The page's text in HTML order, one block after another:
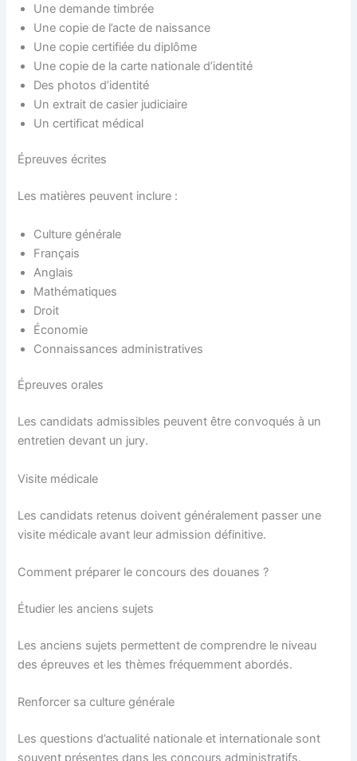
Une demande timbrée
Une copie de l’acte de naissance
Une copie certifiée du diplôme
Une copie de la carte nationale d’identité
Des photos d’identité
Un extrait de casier judiciaire
Un certificat médical
Épreuves écrites
Les matières peuvent inclure :
Culture générale
Français
Anglais
Mathématiques
Droit
Économie
Connaissances administratives
Épreuves orales
Les candidats admissibles peuvent être convoqués à un
entretien devant un jury.
Visite médicale
Les candidats retenus doivent généralement passer une
visite médicale avant leur admission définitive.
Comment préparer le concours des douanes ?
Étudier les anciens sujets
Les anciens sujets permettent de comprendre le niveau
des épreuves et les thèmes fréquemment abordés.
Renforcer sa culture générale
Les questions d’actualité nationale et internationale sont
souvent présentes dans les concours administratifs.